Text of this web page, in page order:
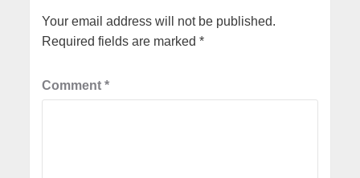
Your email address will not be published.
Required fields are marked*
Comment*